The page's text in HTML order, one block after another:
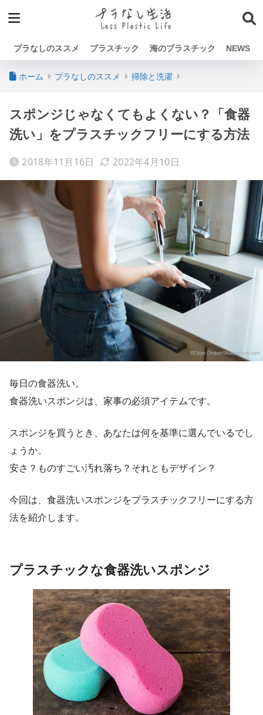
プラなしのススメ プラスチック 海のプラスチック NEWS
ホーム プラなしのススメ 掃除と洗濯
スポンジじゃなくてもよくない？「食器
洗い」をプラスチックフリーにする方法
2018年11月16日 2022年4月10日
毎日の食器洗い。
食器洗いスポンジは、家事の必須アイテムです。
スポンジを買うとき、あなたは何を基準に選んでいるでし
ょうか。
安さ？ものすごい汚れ落ち？それともデザイン？
今回は、食器洗いスポンジをプラスチックフリーにする方
法を紹介します。
プラスチックな食器洗いスポンジ